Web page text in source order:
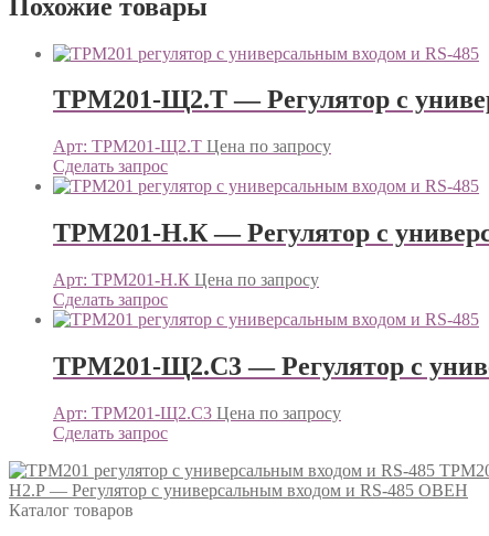
Похожие товары
ТРМ201-Щ2.Т — Регулятор с
Арт: ТРМ201-Щ2.Т Цена по запросу
Сделать запрос
ТРМ201-Н.К — Регулятор с
Арт: ТРМ201-Н.К Цена по запросу
Сделать запрос
ТРМ201-Щ2.С3 — Регулятор с
Арт: ТРМ201-Щ2.С3 Цена по запросу
Сделать запрос
Н2.Р — Регулятор с универсальным входом и RS-485 ОВЕН
Каталог товаров